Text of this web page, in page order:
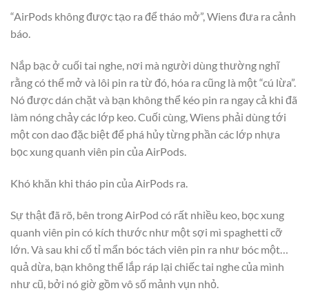
“AirPods không được tạo ra để tháo mở”, Wiens đưa ra cảnh
báo.
Nắp bạc ở cuối tai nghe, nơi mà người dùng thường nghĩ
rằng có thể mở và lôi pin ra từ đó, hóa ra cũng là một “cú lừa”.
Nó được dán chặt và bạn không thể kéo pin ra ngay cả khi đã
làm nóng chảy các lớp keo. Cuối cùng, Wiens phải dùng tới
một con dao đặc biệt để phá hủy từng phần các lớp nhựa
bọc xung quanh viên pin của AirPods.
Khó khăn khi tháo pin của AirPods ra.
Sự thật đã rõ, bên trong AirPod có rất nhiều keo, bọc xung
quanh viên pin có kích thước như một sợi mì spaghetti cỡ
lớn. Và sau khi cố tỉ mẩn bóc tách viên pin ra như bóc một…
quả dừa, bạn không thể lắp ráp lại chiếc tai nghe của mình
như cũ, bởi nó giờ gồm vô số mảnh vụn nhỏ.